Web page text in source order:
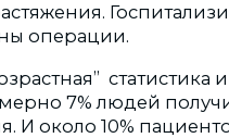
операции.
статистика
7% людей
И около 10%